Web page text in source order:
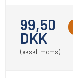
99,50
DKK
(ekskl. moms)